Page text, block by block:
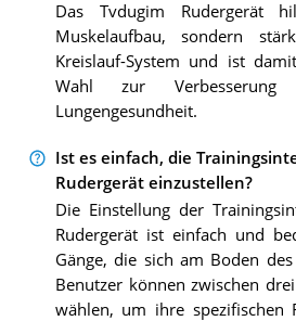
Das Tvdugim Rudergerät
Muskelaufbau, sondern
Kreislauf-System und ist
Wahl zur
Lungengesundheit.
Ist es einfach, die
Rudergerät einzustellen?
Die Einstellung der
Rudergerät ist einfach und
Gänge, die sich am Boden
Benutzer können zwischen
wählen, um ihre spezifischen